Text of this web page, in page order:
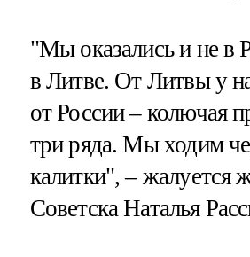
"Мы оказались и не в
в Литве. От Литвы у
от России – колючая
три ряда. Мы ходим
калитки", – жалуется
Советска Наталья